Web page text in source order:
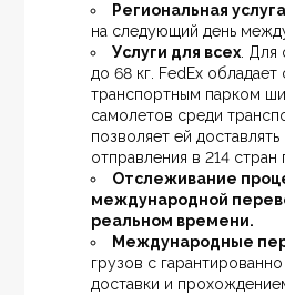
Региональная
на следующий день
Услуги для всех .
до 68 кг. FedEx
транспортным парком
самолетов среди
позволяет ей
отправления в 214
Отслеживание
международной
реальном времени.
Международные
грузов с
доставки и